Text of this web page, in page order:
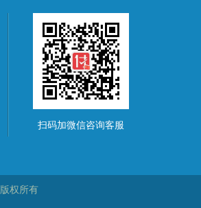
扫码加微信咨询客服
版权所有